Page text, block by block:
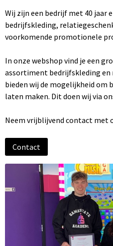
Wij zijn een bedrijf met 40 jaar
bedrijfskleding,
voorkomende promotionele
In onze webshop vind je een
assortiment bedrijfskleding en
bieden wij de mogelijkheid om
laten maken. Dit doen wij via
Neem vrijblijvend contact met
Contact